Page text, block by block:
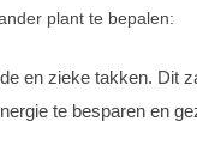
plant te bepalen:
en zieke takken. Dit
te besparen en